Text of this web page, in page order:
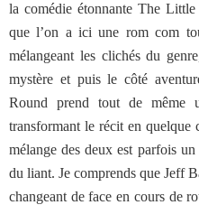
la comédie étonnante The
que l’on a ici une rom com
mélangeant les clichés du
mystère et puis le côté
Round prend tout de même
transformant le récit en
mélange des deux est parfois
du liant. Je comprends que Jeff
changeant de face en cours de